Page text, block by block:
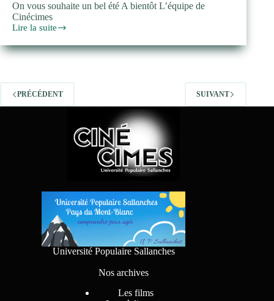
On vous souhaite un bel été A bientôt L’équipe de
Cinécimes
Lire la suite
Prochaine
début
PRÉCÉDENT SUIVANT
Université Populaire Sallanches
Nos archives
Les films